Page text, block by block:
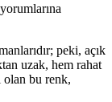
peki, açık
uzak, hem rahat
olan bu renk,